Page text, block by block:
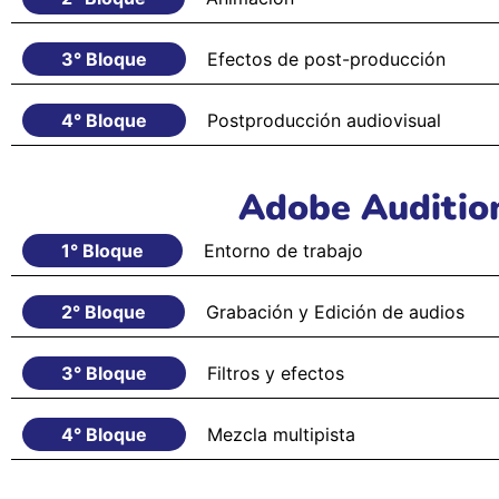
3° Bloque Efectos de post-producción
4° Bloque Postproducción audiovisual
Adobe
1° Bloque Entorno de trabajo
2° Bloque Grabación y Edición de audios
3° Bloque Filtros y efectos
4° Bloque Mezcla multipista